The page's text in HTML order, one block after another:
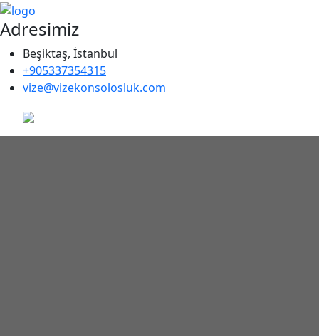
Adresimiz
Beşiktaş, İstanbul
+905337354315
vize@vizekonsolosluk.com